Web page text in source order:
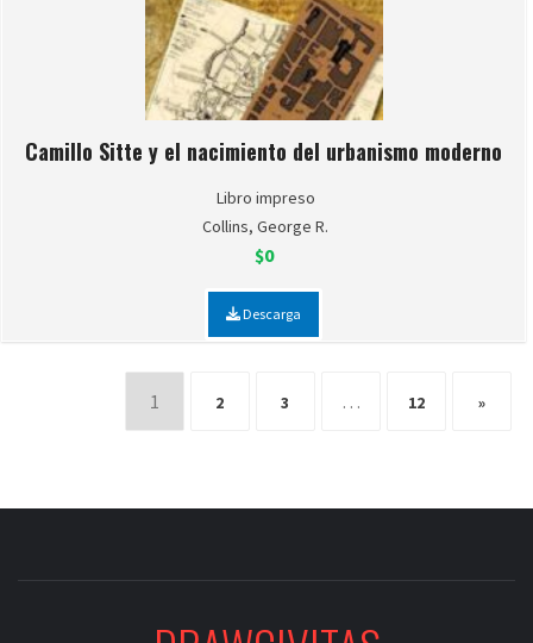
Camillo Sitte y el nacimiento del urbanismo moderno
Libro impreso
Collins, George R.
$0
Descarga
1 2 3 … 12 »